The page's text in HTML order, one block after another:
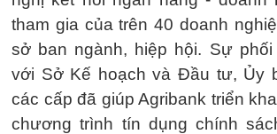
tham gia của trên 40 doanh
sở ban ngành, hiệp hội. Sự
với Sở Kế hoạch và Đầu tư, Ủy
các cấp đã giúp Agribank triển
chương trình tín dụng chính